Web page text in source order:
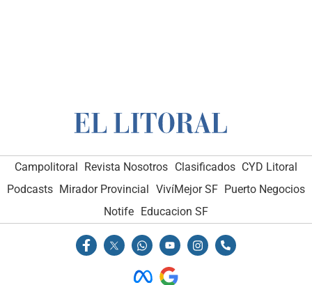
Campolitoral Revista Nosotros Clasificados CYD Litoral
Podcasts Mirador Provincial VivíMejor SF Puerto Negocios
Notife Educacion SF